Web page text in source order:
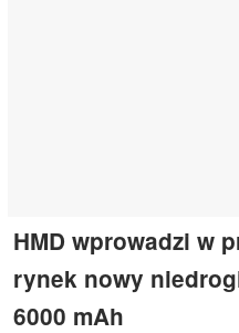
HMD wprowadzi w
rynek nowy
6000 mAh